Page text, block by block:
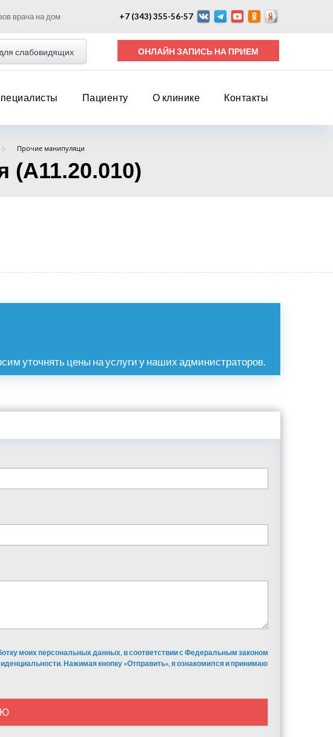
врача на дом +7 (343) 355-56-57
слабовидящих ОНЛАЙН ЗАПИСЬ НА ПРИЕМ
Пациенту О клинике Контакты
Прочие манипуляци
уточнять цены на услуги у наших администраторов.
моих персональных данных, в соответствии с Федеральным законом
Нажимая кнопку «Отправить», я ознакомился и принимаю